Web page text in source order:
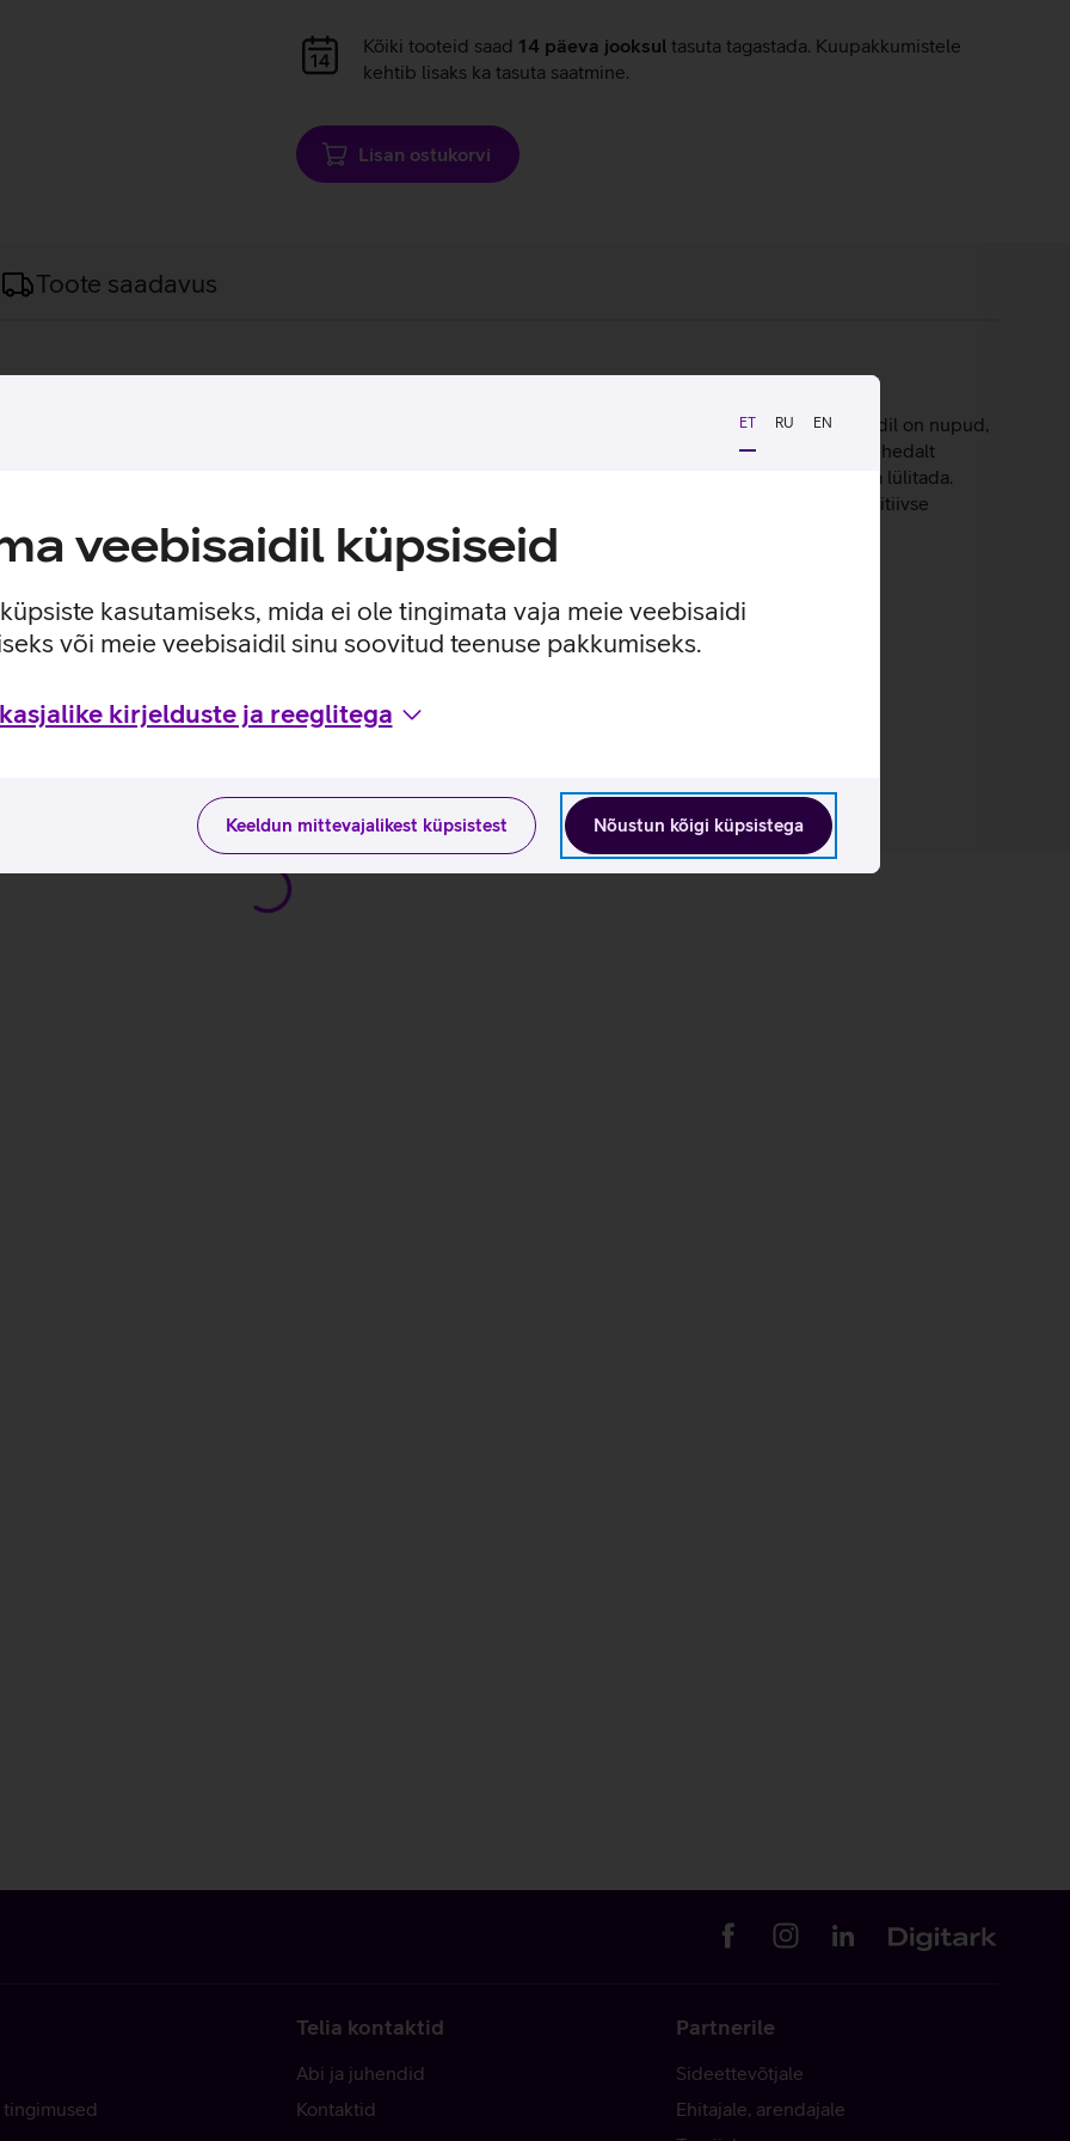
ET RU EN
veebisaidil küpsiseid
kasutamiseks, mida ei ole tingimata vaja meie veebisaidi
või meie veebisaidil sinu soovitud teenuse pakkumiseks.
kirjelduste ja reeglitega
Nõustun kõigi küpsistega
Keeldun mittevajalikest küpsistest
Andmete
laadimine
Kõiki tooteid saad 14 päeva jooksul tasuta tagastada. Kuupakkumistele
kehtib lisaks ka tasuta saatmine.
Lisan ostukorvi
Toote saadavus
ja kätega tajutavat tagasisidet, dünaamilisi kohanduvaid päästikuid ja sisse ehitatud mikrofoni. Puldil on nupud,
millega tuleb neid vajutada andes sedasi veelgi tugevama tunde nagu oleksid mängus toimuvaga tihedalt
olevate sõpradega. Spetsiaalse vaigistusnupuga saate häälehõive hetkega sisse või välja lülitada.
ja edastada. Sisse ehitatud kiirenduse mõõdik ja güroskoop tagavad toetusega mängudes intuitiivse
erinevaid efekte mängudes - nii erinevaid keskkonnategureid kui tagasilööke relvadest tulistamisel.
suhtluses mängupartneritega.
ja kasutusviisidega tootja kodulehel
Telia kontaktid
Abi ja juhendid
Kontaktid
Partnerile
Sideettevõtjale
Ehitajale, arendajale